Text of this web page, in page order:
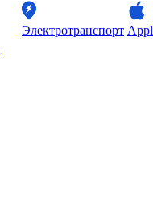
Электротранспорт